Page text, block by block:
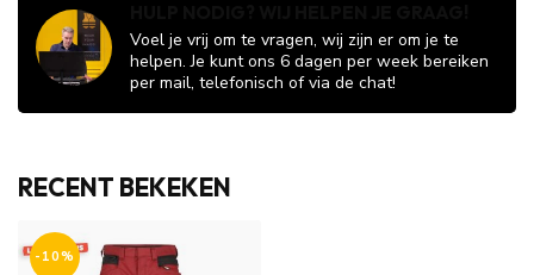
Voel je vrij om te vragen, wij zijn er om je te
helpen. Je kunt ons 6 dagen per week bereiken
per mail, telefonisch of via de chat!
RECENT BEKEKEN
-10%